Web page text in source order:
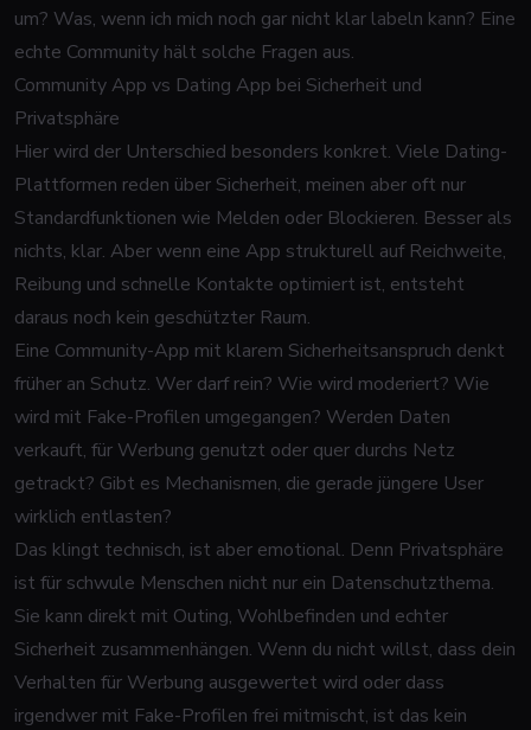
um? Was, wenn ich mich noch gar nicht klar labeln kann? Eine
echte Community hält solche Fragen aus.
Community App vs Dating App bei Sicherheit und
Privatsphäre
Hier wird der Unterschied besonders konkret. Viele Dating-
Plattformen reden über Sicherheit, meinen aber oft nur
Standardfunktionen wie Melden oder Blockieren. Besser als
nichts, klar. Aber wenn eine App strukturell auf Reichweite,
Reibung und schnelle Kontakte optimiert ist, entsteht
daraus noch kein geschützter Raum.
Eine Community-App mit klarem Sicherheitsanspruch denkt
früher an Schutz. Wer darf rein? Wie wird moderiert? Wie
wird mit Fake-Profilen umgegangen? Werden Daten
verkauft, für Werbung genutzt oder quer durchs Netz
getrackt? Gibt es Mechanismen, die gerade jüngere User
wirklich entlasten?
Das klingt technisch, ist aber emotional. Denn Privatsphäre
ist für schwule Menschen nicht nur ein Datenschutzthema.
Sie kann direkt mit Outing, Wohlbefinden und echter
Sicherheit zusammenhängen. Wenn du nicht willst, dass dein
Verhalten für Werbung ausgewertet wird oder dass
irgendwer mit Fake-Profilen frei mitmischt, ist das kein